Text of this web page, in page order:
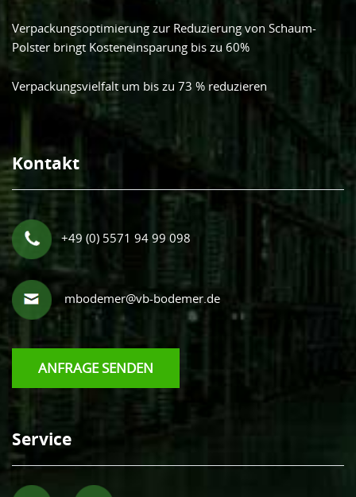
Verpackungsoptimierung zur Reduzierung von Schaum-
Polster bringt Kosteneinsparung bis zu 60%
Verpackungsvielfalt um bis zu 73 % reduzieren
Kontakt
+49 (0) 5571 94 99 098
mbodemer@vb-bodemer.de
ANFRAGE SENDEN
Service